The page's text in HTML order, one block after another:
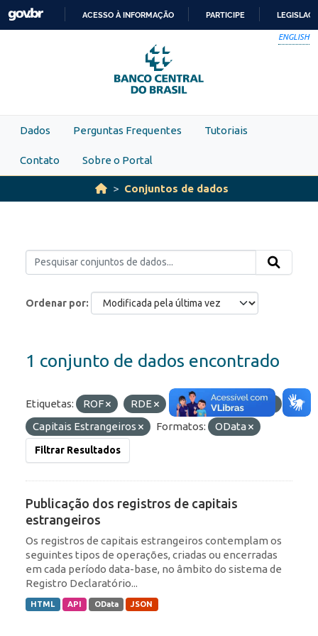
Skip to main content
PARA
O
CONTEÚDO
ACESSO À INFORMAÇÃO PARTICIPE
ENGLISH
Dados Perguntas Frequentes Tutoriais
Contato Sobre o Portal
Conjuntos de dados
Ordenar por
1 conjunto de dados encontrado
Etiquetas: ROF RDE IED
Portfólio
Capitais Estrangeiros
Formatos: OData
Filtrar Resultados
Publicação dos registros de capitais
estrangeiros
Os registros de capitais estrangeiros contemplam os
seguintes tipos de operações, criadas ou encerradas
em cada período data-base, no âmbito do sistema de
Registro Declaratório...
HTML API OData JSON